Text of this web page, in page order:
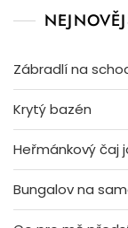
Zábradlí na
Krytý bazén
Heřmánkový čaj
Bungalov na